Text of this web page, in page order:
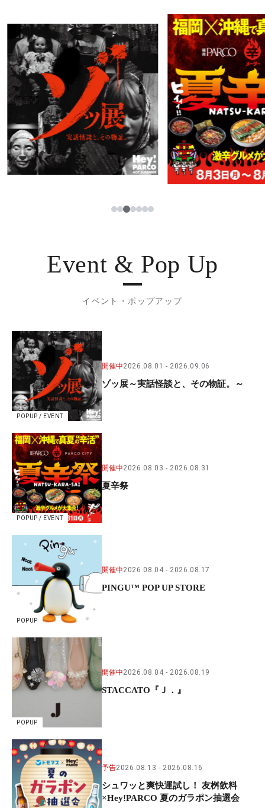
PARCOメンバーズ
JP
123456
Event & Pop Up
イベント・ポップアップ
POPUP / EVENT
開催中2026.08.01 2026.09.06
ゾッ展～実話怪談と、その物証。～
POPUP / EVENT
開催中2026.08.03 2026.08.31
夏辛祭
POPUP
開催中2026.08.04 2026.08.17
PINGU™ POP UP STORE
POPUP
開催中2026.08.04 2026.08.19
STACCATO『Ｊ．』
予告2026.08.13 2026.08.16
シュワッと爽快運試し！ 友桝飲料
×Hey!PARCO 夏のガラポン抽選会